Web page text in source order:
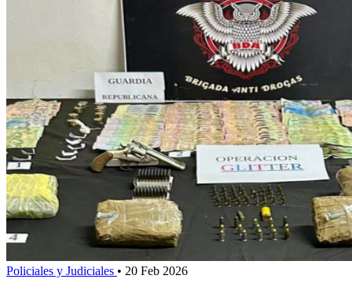
Policiales y Judiciales • 20 Feb 2026